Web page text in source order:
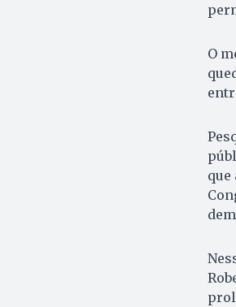
O
que